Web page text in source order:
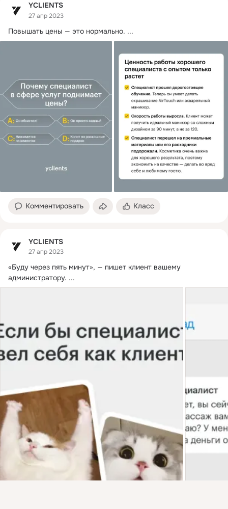
YCLIENTS
27 апр 2023
Повышать цены — это нормально. ...
Комментировать Класс
YCLIENTS
27 апр 2023
«Буду через пять минут», — пишет клиент вашему
администратору. ...